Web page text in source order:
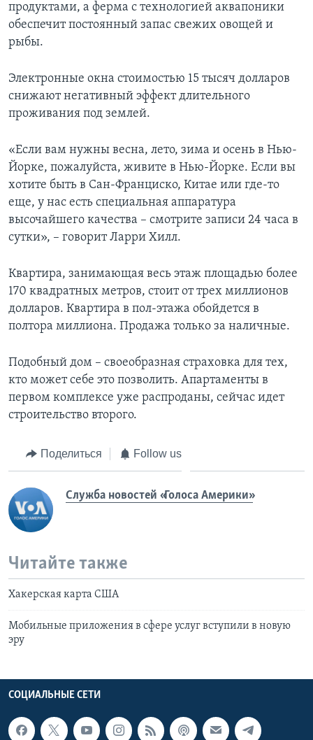
продуктами, а ферма с технологией аквапоники
обеспечит постоянный запас свежих овощей и
рыбы.
Электронные окна стоимостью 15 тысяч долларов
снижают негативный эффект длительного
проживания под землей.
«Если вам нужны весна, лето, зима и осень в Нью-
Йорке, пожалуйста, живите в Нью-Йорке. Если вы
хотите быть в Сан-Франциско, Китае или где-то
еще, у нас есть специальная аппаратура
высочайшего качества – смотрите записи 24 часа в
сутки», – говорит Ларри Хилл.
Квартира, занимающая весь этаж площадью более
170 квадратных метров, стоит от трех миллионов
долларов. Квартира в пол-этажа обойдется в
полтора миллиона. Продажа только за наличные.
Подобный дом – своеобразная страховка для тех,
кто может себе это позволить. Апартаменты в
первом комплексе уже распроданы, сейчас идет
строительство второго.
Поделиться Follow us
Служба новостей «Голоса Америки»
Читайте также
Хакерская карта США
Мобильные приложения в сфере услуг вступили в новую
эру
СОЦИАЛЬНЫЕ СЕТИ